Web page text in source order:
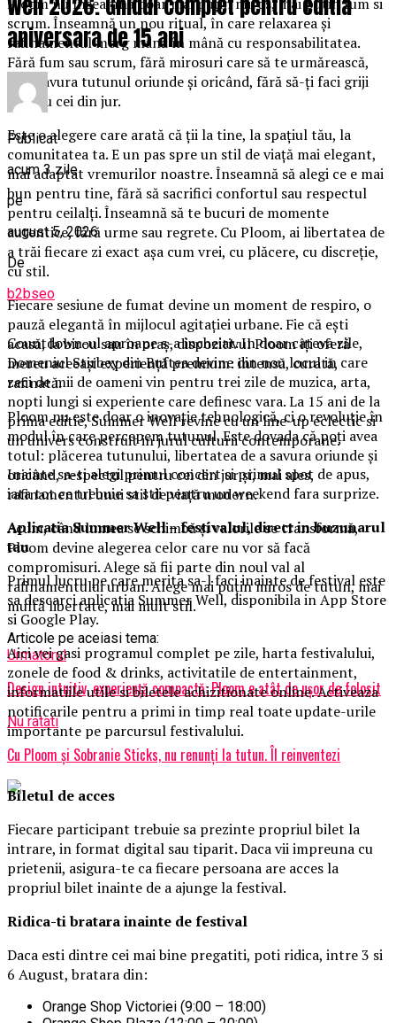
scrum. Înseamnă un nou ritual, în care relaxarea și
rafinamentul merg mână în mână cu responsabilitatea.
Fără fum sau scrum, fără mirosuri care să te urmărească,
poți savura tutunul oriunde și oricând, fără să-ți faci griji
pentru cei din jur.
Este o alegere care arată că ții la tine, la spațiul tău, la
comunitatea ta. E un pas spre un stil de viață mai elegant,
mai adaptat vremurilor noastre. Înseamnă să alegi ce e mai
bun pentru tine, fără să sacrifici confortul sau respectul
pentru ceilalți. Înseamnă să te bucuri de momente
autentice, fără urme sau regrete. Cu Ploom, ai libertatea de
a trăi fiecare zi exact așa cum vrei, cu plăcere, cu discreție,
cu stil.
Fiecare sesiune de fumat devine un moment de respiro, o
pauză elegantă în mijlocul agitației urbane. Fie că ești
acasă, la birou sau în oraș, dispozitivul Ploom îți oferă
mereu aceeași experiență premium: intensă, curată,
rafinată.
Ploom nu este doar o inovație tehnologică, ci o revoluție în
modul în care percepem tutunul. Este dovada că poți avea
totul: plăcerea tutunului, libertatea de a savura oriunde și
oricând, respectul pentru cei din jur și, mai ales,
rafinamentul unui stil de viață modern.
Acum, când lumea se schimbă și valorile se transformă,
Ploom devine alegerea celor care nu vor să facă
compromisuri. Alege să fii parte din noul val al
rafinamentului urban. Alege mai puțin miros de tutun, mai
multă libertate, mai mult stil.
Articole pe aceiasi tema:
Urmatorul
Design intuitiv, experiență compactă: Ploom e atât de ușor de folosit
Nu ratati
Cu Ploom și Sobranie Sticks, nu renunți la tutun. Îl reinventezi
aniversara de 15 ani
Publicat
acum 3 zile
pe
august 5, 2026
De
b2bseo
Countdown-ul aproape s-a incheiat. In doar cateva zile,
Domeniul Stirbey din Buftea devine din nou locul in care
zeci de mii de oameni vin pentru trei zile de muzica, arta,
nopti lungi si experiente care definesc vara. La 15 ani de la
prima editie, Summer Well revine cu un line-up eclectic si
un univers construit in jurul culturii contemporane.
Inainte sa-ti alegi primul concert si primul spot de apus,
iata tot ce trebuie sa stii pentru un weekend fara surprize.
Aplicatia Summer Well– festivalul, direct in buzunarul
tau
Primul lucru pe care merita sa-l faci inainte de festival este
sa descarci aplicatia Summer Well, disponibila in App Store
si Google Play.
Aici vei gasi programul complet pe zile, harta festivalului,
zonele de food & drinks, activitatile de entertainment,
informatiile utile si biletele achizitionate online. Activeaza
notificarile pentru a primi in timp real toate update-urile
importante pe parcursul festivalului.
Biletul de acces
Fiecare participant trebuie sa prezinte propriul bilet la
intrare, in format digital sau tiparit. Daca vii impreuna cu
prietenii, asigura-te ca fiecare persoana are acces la
propriul bilet inainte de a ajunge la festival.
Ridica-ti bratarainainte de festival
Daca esti dintre cei mai bine pregatiti, poti ridica, intre 3 si
6 August, bratara din:
Orange Shop Victoriei (9:00 – 18:00)